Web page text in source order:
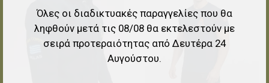
Προσθήκη για σύγκριση
Γρήγορη ματιά
Όλες οι διαδικτυακές παραγγελίες που θα
ληφθούν μετά τις 08/08 θα εκτελεστούν με
σειρά προτεραιότητας από Δευτέρα 24
Αυγούστου.